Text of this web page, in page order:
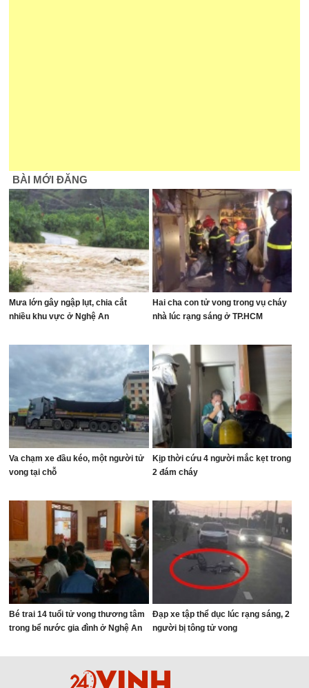
BÀI MỚI ĐĂNG
Mưa lớn gây ngập lụt, chia cắt
nhiều khu vực ở Nghệ An
Hai cha con tử vong trong vụ cháy
nhà lúc rạng sáng ở TP.HCM
Va chạm xe đầu kéo, một người tử
vong tại chỗ
Kịp thời cứu 4 người mắc kẹt trong
2 đám cháy
Bé trai 14 tuổi tử vong thương tâm
trong bể nước gia đình ở Nghệ An
Đạp xe tập thể dục lúc rạng sáng, 2
người bị tông tử vong